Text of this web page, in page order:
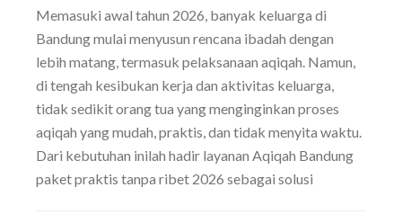
Memasuki awal tahun 2026, banyak keluarga di
Bandung mulai menyusun rencana ibadah dengan
lebih matang, termasuk pelaksanaan aqiqah. Namun,
di tengah kesibukan kerja dan aktivitas keluarga,
tidak sedikit orang tua yang menginginkan proses
aqiqah yang mudah, praktis, dan tidak menyita waktu.
Dari kebutuhan inilah hadir layanan Aqiqah Bandung
paket praktis tanpa ribet 2026 sebagai solusi